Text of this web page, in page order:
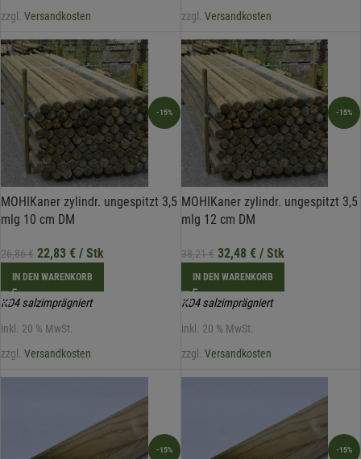
zzgl. Versandkosten
zzgl. Versandkosten
-15%
MOHIKaner zylindr. ungespitzt 3,5
mlg 10 cm DM
26,86€ 22,83 € / Stk
IN DEN WARENKORB
KD4 salzimprägniert
inkl. 20 % MwSt.
zzgl. Versandkosten
-15%
MOHIKaner zylindr. ungespitzt 3,5
mlg 12 cm DM
38,21€ 32,48 €/ Stk
IN DEN WARENKORB
KD4 salzimprägniert
inkl. 20 % MwSt.
zzgl. Versandkosten
-15% -15%